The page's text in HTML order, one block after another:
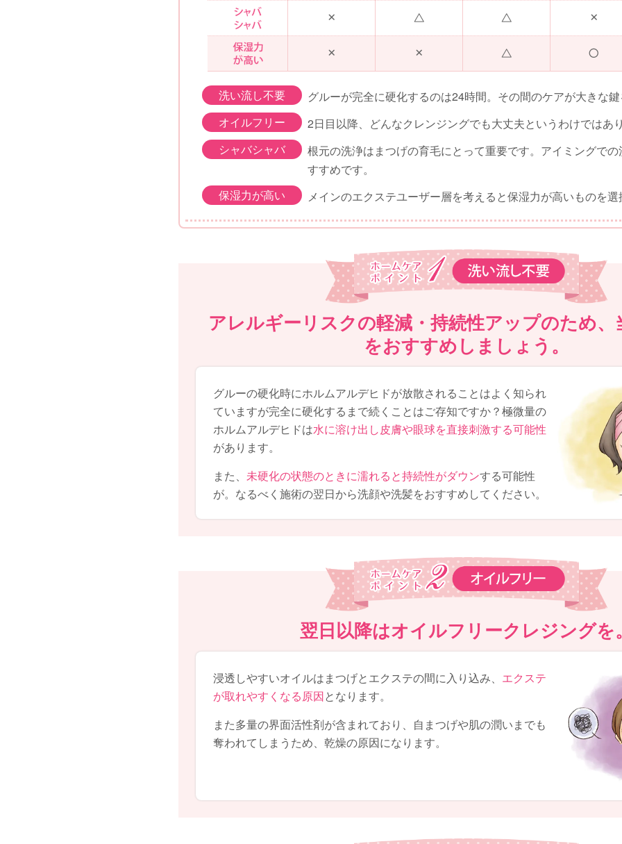
洗い流し不要
グルーが完全に硬化するのは24時間。その間のケアが大きな
オイルフリー
2日目以降、どんなクレンジングでも大丈夫というわけではあ
シャバシャバ
根元の洗浄はまつげの育毛にとって重要です。アイミングで
すすめです。
保湿力が高い
メインのエクステユーザー層を考えると保湿力が高いものを
アレルギーリスクの軽減・持続性アップのため、
をおすすめしましょう。
グルーの硬化時にホルムアルデヒドが放散されることはよく知られ
ていますが完全に硬化するまで続くことはご存知ですか？極微量の
ホルムアルデヒドは水に溶け出し皮膚や眼球を直接刺激する可能性
があります。
また、 未硬化の状態のときに濡れると持続性がダウンする可能性
が。なるべく施術の翌日から洗顔や洗髪をおすすめしてください。
翌日以降はオイルフリークレジングを
浸透しやすいオイルはまつげとエクステの間に入り込み、 エクステ
が取れやすくなる原因となります。
また多量の界面活性剤が含まれており、自まつげや肌の潤いまでも
奪われてしまうため、乾燥の原因になります。